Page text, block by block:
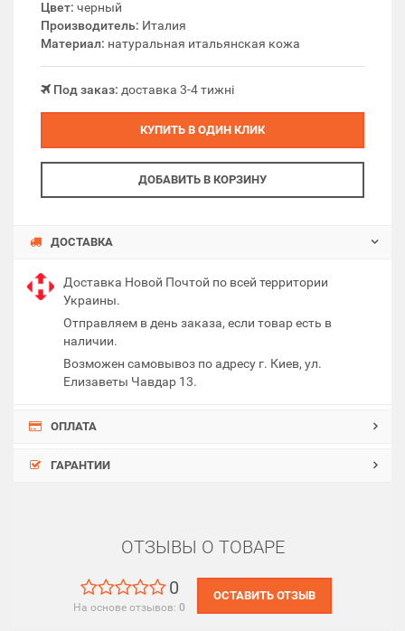
Цвет: черный
Производитель: Италия
Материал: натуральная итальянская кожа
Под заказ: доставка 3-4 тижні
КУПИТЬ В ОДИН КЛИК
ДОБАВИТЬ В КОРЗИНУ
ДОСТАВКА
Доставка Новой Почтой по всей территории
Украины.
Отправляем в день заказа, если товар есть в
наличии.
Возможен самовывоз по адресу г. Киев, ул.
Елизаветы Чавдар 13.
ОПЛАТА
ГАРАНТИИ
ОТЗЫВЫ О ТОВАРЕ
0
На основе отзывов: 0
ОСТАВИТЬ ОТЗЫВ